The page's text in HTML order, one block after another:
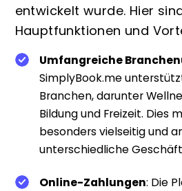
entwickelt wurde. Hier
Hauptfunktionen und
Umfangreiche
SimplyBook.me
Branchen, darunter
Bildung und Freizeit. Dies
besonders vielseitig und
unterschiedliche
Online-Zahlungen: Die